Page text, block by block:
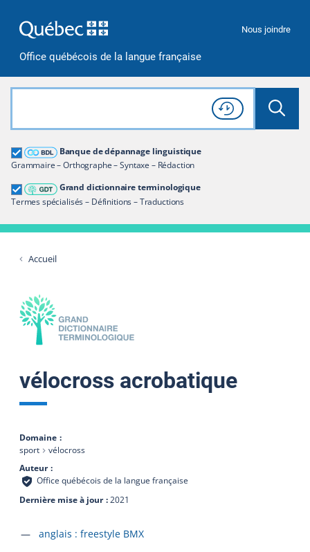
Office québécois de la langue française
Nous joindre
Rechercher dans tout le site
Lancer
Consulter l'
Historique
de recherche
Banque de dépannage linguistique
Grammaire – Orthographe – Syntaxe – Rédaction
Grand dictionnaire terminologique
Termes spécialisés – Définitions – Traductions
Grand dictionnaire terminologique
Restreindre aux termes
Accueil
vélocross acrobatique
Domaine
sport
vélocross
Auteur
Office québécois de la langue française
Dernière mise à jour 2021
Accéder à la fiche en
anglais : freestyle BMX